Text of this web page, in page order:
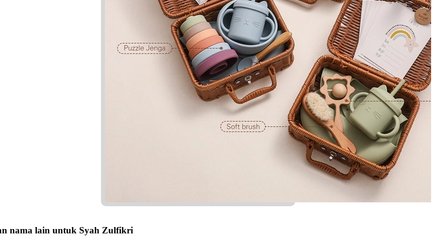
nama lain untuk Syah Zulfikri